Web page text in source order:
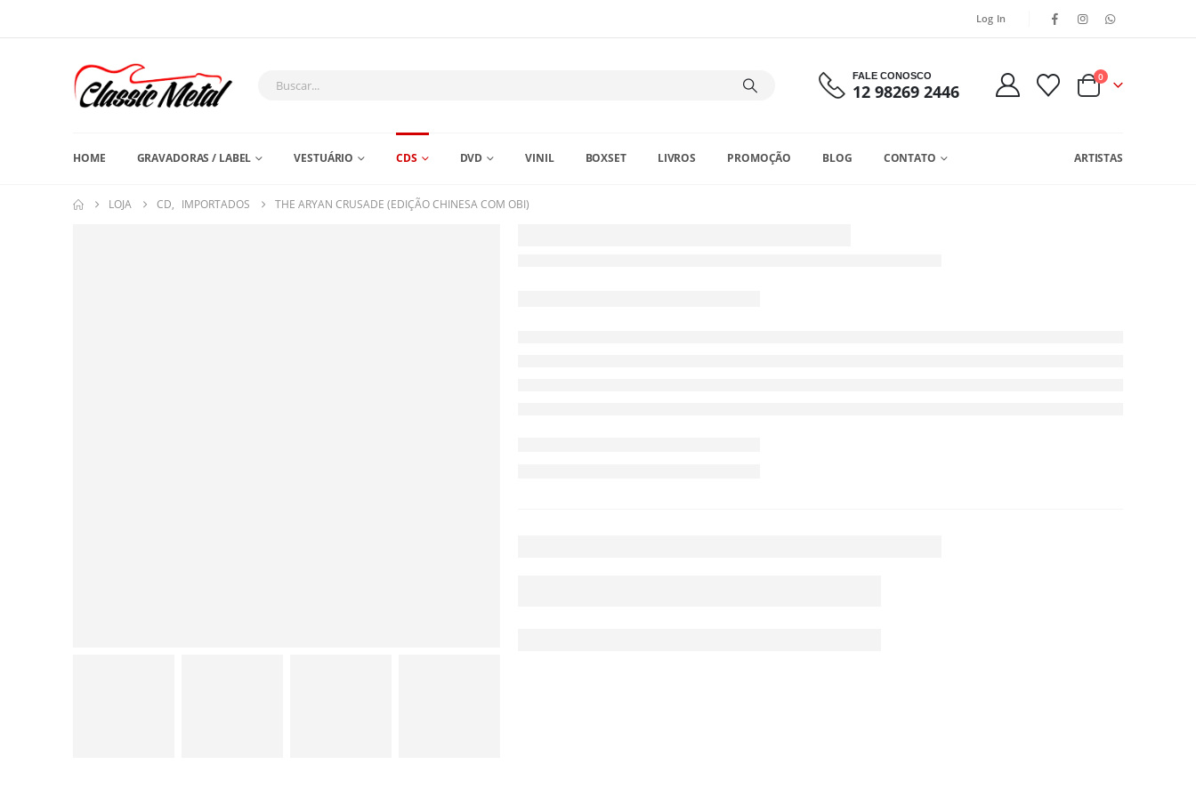
Log In
FALE CONOSCO
12 98269 2446
0
HOME GRAVADORAS / LABEL VESTUÁRIO CDS DVD VINIL BOXSET LIVROS PROMOÇÃO BLOG CONTATO ARTISTAS
LOJA CD, IMPORTADOS THE ARYAN CRUSADE (EDIÇÃO CHINESA COM OBI)